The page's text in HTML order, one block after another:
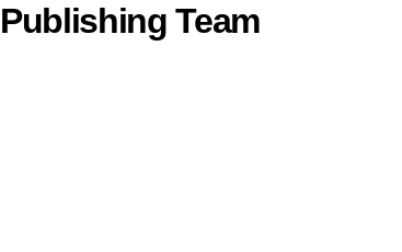
Publishing Team